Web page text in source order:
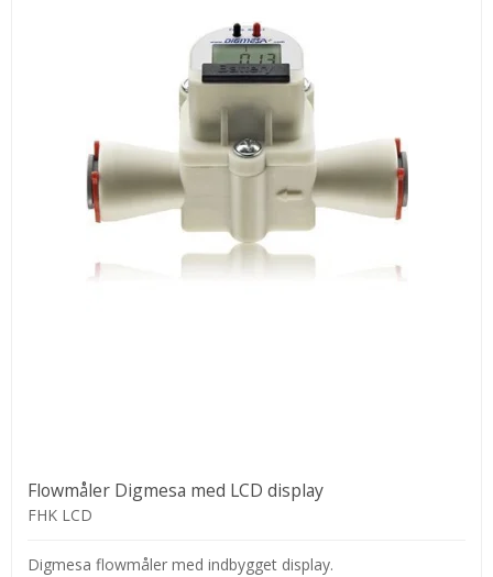
Flowmåler Digmesa med LCD display
FHK LCD
Digmesa flowmåler med indbygget display.